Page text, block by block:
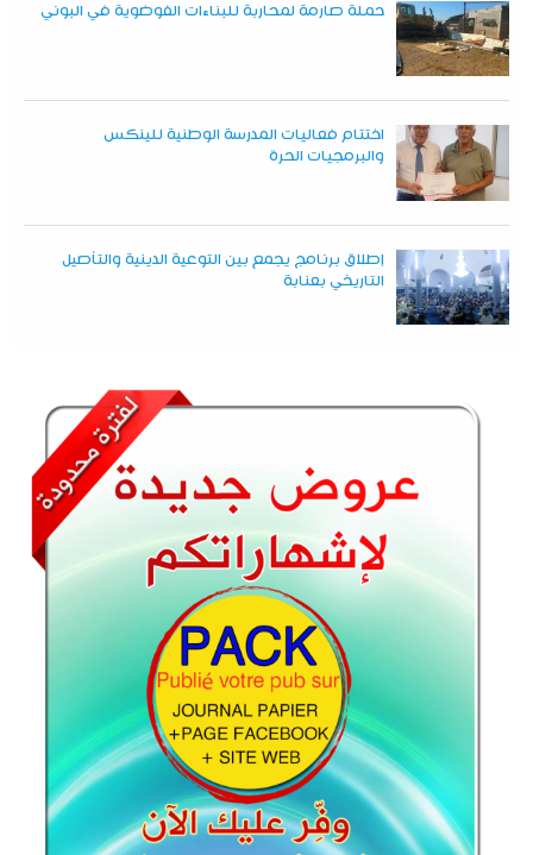
حملة صارمة لمحاربة للبناءات الفوضوية في البوني
اختتام فعاليات المدرسة الوطنية للينكس
والبرمجيات الحرة
إطلاق برنامج يجمع بين التوعية الدينية والتأصيل
التاريخي بعنابة